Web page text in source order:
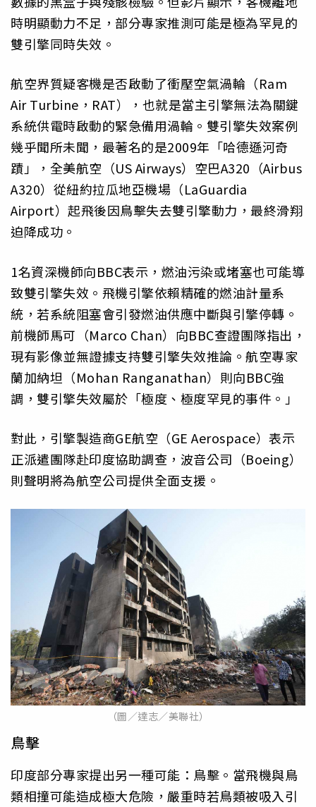
時明顯動力不足，部分專家推測可能是極為罕見的
雙引擎同時失效。
航空界質疑客機是否啟動了衝壓空氣渦輪（Ram
Air Turbine，RAT），也就是當主引擎無法為關鍵
系統供電時啟動的緊急備用渦輪。雙引擎失效案例
幾乎聞所未聞，最著名的是2009年「哈德遜河奇
蹟」，全美航空（US Airways）空巴A320（Airbus
A320）從紐約拉瓜地亞機場（LaGuardia
Airport）起飛後因鳥擊失去雙引擎動力，最終滑翔
迫降成功。
1名資深機師向BBC表示，燃油污染或堵塞也可能導
致雙引擎失效。飛機引擎依賴精確的燃油計量系
統，若系統阻塞會引發燃油供應中斷與引擎停轉。
前機師馬可（Marco Chan）向BBC查證團隊指出，
現有影像並無證據支持雙引擎失效推論。航空專家
蘭加納坦（Mohan Ranganathan）則向BBC強
調，雙引擎失效屬於「極度、極度罕見的事件。」
對此，引擎製造商GE航空（GE Aerospace）表示
正派遣團隊赴印度協助調查，波音公司（Boeing）
則聲明將為航空公司提供全面支援。
（圖／達志／美聯社）
鳥擊
印度部分專家提出另一種可能：鳥擊。當飛機與鳥
類相撞可能造成極大危險，嚴重時若鳥類被吸入引